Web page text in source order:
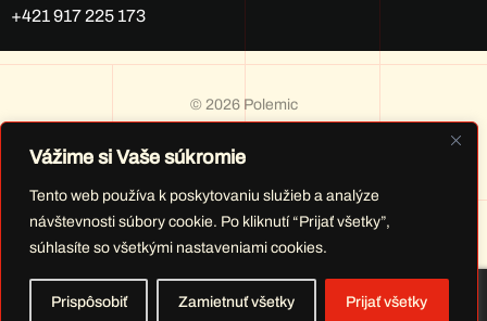
Vážime si Vaše súkromie
Tento web používa k poskytovaniu služieb a analýze
návštevnosti súbory cookie. Po kliknutí “Prijať všetky”,
súhlasíte so všetkými nastaveniami cookies.
Prispôsobiť Zamietnuť všetky Prijať všetky
+421 917 225 173
© 2026Polemic
Created by
CONCORDIA Agency, s.r.o.